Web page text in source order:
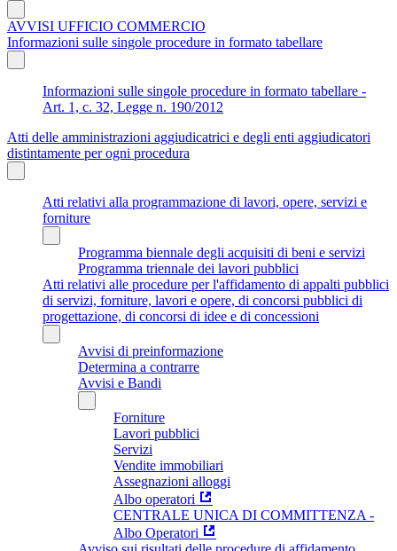
AVVISI UFFICIO COMMERCIO
Informazioni sulle singole procedure in formato tabellare
Informazioni sulle singole procedure in formato tabellare -
Art. 1, c. 32, Legge n. 190/2012
Atti delle amministrazioni aggiudicatrici e degli enti aggiudicatori
distintamente per ogni procedura
Atti relativi alla programmazione di lavori, opere, servizi e
forniture
Programma biennale degli acquisiti di beni e servizi
Programma triennale dei lavori pubblici
Atti relativi alle procedure per l'affidamento di appalti pubblici
di servizi, forniture, lavori e opere, di concorsi pubblici di
progettazione, di concorsi di idee e di concessioni
Avvisi di preinformazione
Determina a contrarre
Avvisi e Bandi
Forniture
Lavori pubblici
Servizi
Vendite immobiliari
Assegnazioni alloggi
Albo operatori
CENTRALE UNICA DI COMMITTENZA -
Albo Operatori